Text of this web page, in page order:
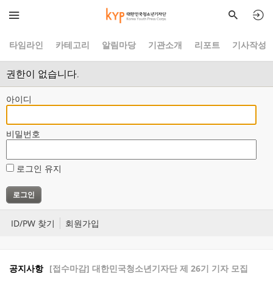
타임라인 카테고리 알림마당 기관소개 리포트 기사작성
권한이 없습니다.
아이디
비밀번호
로그인 유지
ID/PW 찾기 회원가입
공지사항 [접수마감] 대한민국청소년기자단 제 26기 기자 모집